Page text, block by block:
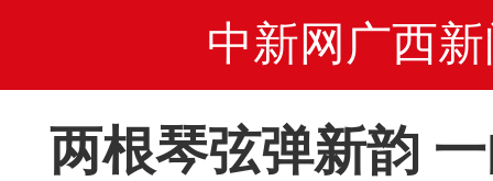
中新网广西新
两根琴弦弹新韵